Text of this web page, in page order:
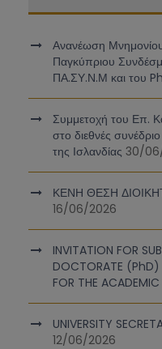
Ανανέωση
Παγκύπριου
ΠΑ.ΣΥ.Ν.Μ και του
Συμμετοχή του Επ.
στο διεθνές
της Ισλανδίας 30/
ΚΕΝΗ ΘΕΣΗ
16/06/2026
INVITATION FOR
DOCTORATE (PhD)
FOR THE
UNIVERSITY
12/06/2026